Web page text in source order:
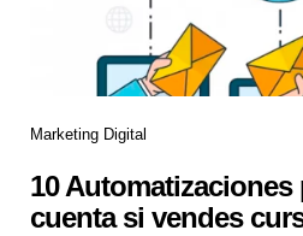
Marketing Digital
10 Automatizaciones
cuenta si vendes